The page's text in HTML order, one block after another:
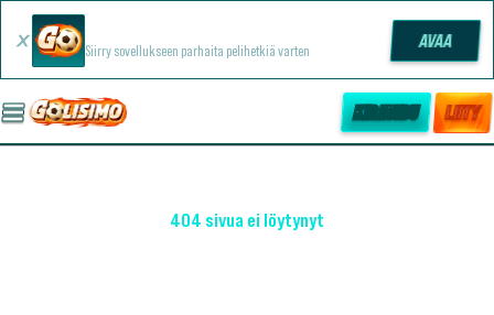
Siirry sovellukseen parhaita pelihetkiä varten AVAA
KIRJAUDU LIITY
404 sivua ei löytynyt